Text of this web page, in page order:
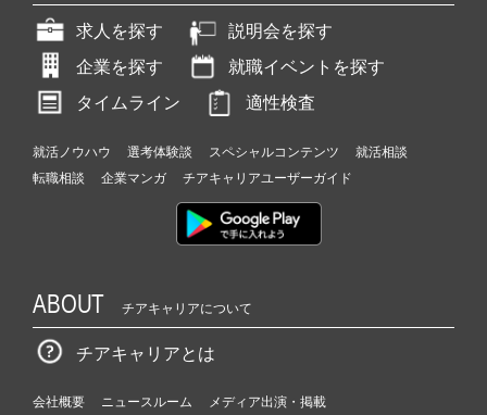
求人を探す
説明会を探す
企業を探す
就職イベントを探す
タイムライン
適性検査
就活ノウハウ 選考体験談 スペシャルコンテンツ
就活相談
転職相談
企業マンガ チアキャリアユーザーガイド
ABOUT チアキャリアについて
チアキャリアとは
会社概要 ニュースルーム
メディア出演・掲載